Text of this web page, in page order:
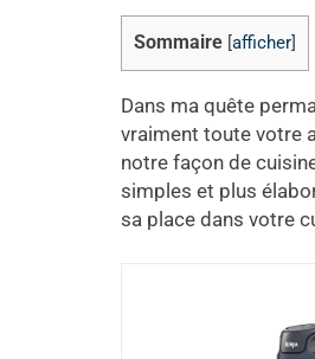
Sommaire afficher
Dans ma quête
vraiment toute votre
notre façon de
simples et plus
sa place dans votre